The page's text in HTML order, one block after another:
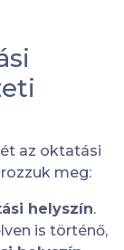
az oktatási
meg:
helyszín.
is történő,